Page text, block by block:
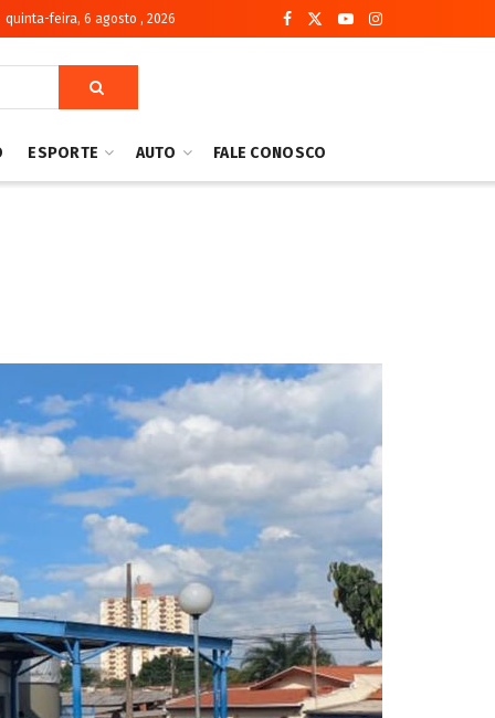
quinta-feira, 6 agosto , 2026
ESPORTE AUTO FALE CONOSCO